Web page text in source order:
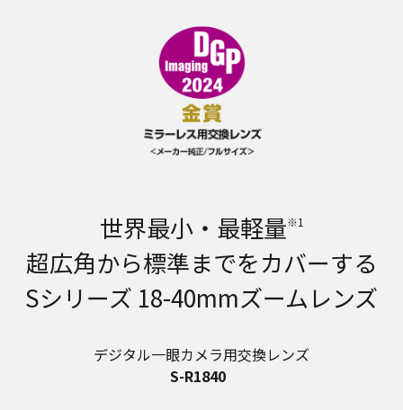
世界最小・最軽量※1
超広角から標準までをカバーする
Sシリーズ 18-40mmズームレンズ
デジタル一眼カメラ用交換レンズ
S-R1840